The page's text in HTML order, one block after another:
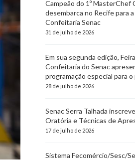
Campeão do 1º MasterChef
desembarca no Recife para
Confeitaria Senac
31 de julho de 2026
Em sua segunda edição,
Confeitaria do Senac
programação especial para
28 de julho de 2026
Senac Serra Talhada
Oratória e Técnicas de
17 de julho de 2026
Sistema Fecomércio/Sesc/